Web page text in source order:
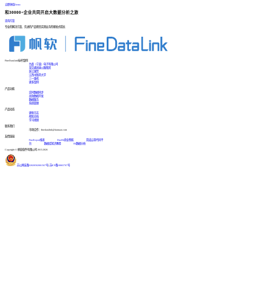
立即体验Demo
和30000+企业共同开启大数据分析之旅
咨询方案
专业的解决方案、先进的产品帮您实现业务的爆发式增长
FineDataLink标杆案例
台晶（宁波）电子有限公司
某交通高速公路集团
浙江国贸
江西中医药大学
三一重机
更多案例
产品功能
实时数据同步
高效数据开发
数据服务
系统管理
产品动态
更新日志
帮助文档
学习视频
联系我们
市场合作：finedatalink@fanruan.com
友情链接
FineReport报表
FineBI商业智能
简道云零代码平
台
数据库知识教程 BI数据分析
Copyright © 帆软软件有限公司 2015-2026
苏公网安备32020502001567号| 苏ICP备18065767号